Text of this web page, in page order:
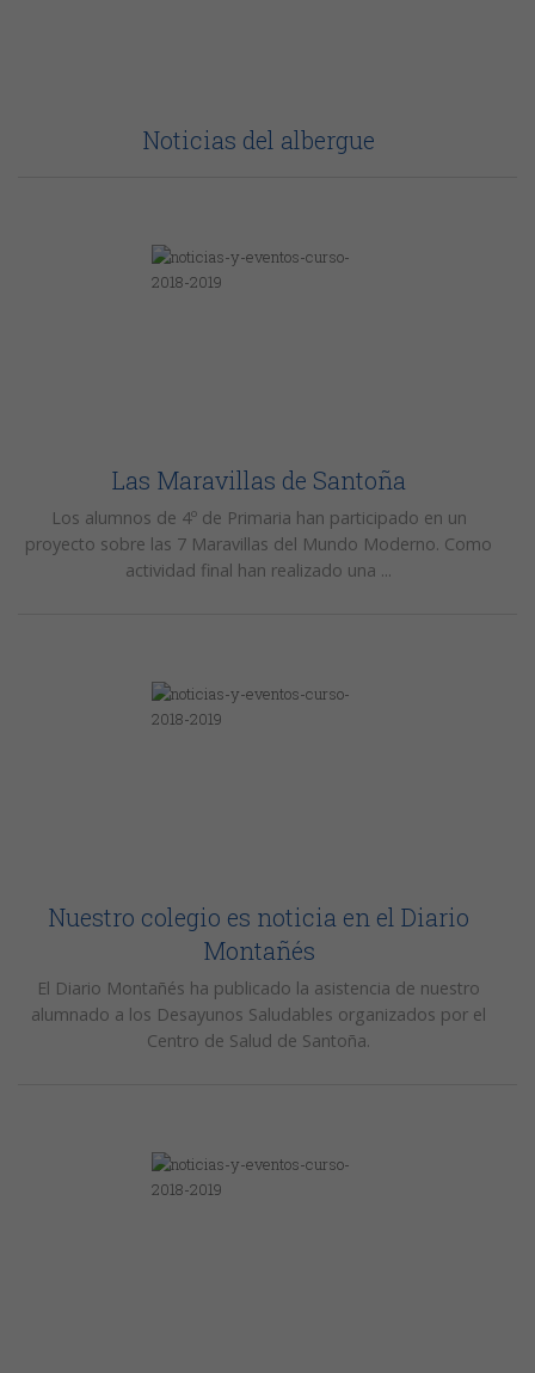
Noticias del albergue
Las Maravillas de Santoña
Los alumnos de 4º de Primaria han participado en un
proyecto sobre las 7 Maravillas del Mundo Moderno. Como
actividad final han realizado una ...
Nuestro colegio es noticia en el Diario
Montañés
El Diario Montañés ha publicado la asistencia de nuestro
alumnado a los Desayunos Saludables organizados por el
Centro de Salud de Santoña.